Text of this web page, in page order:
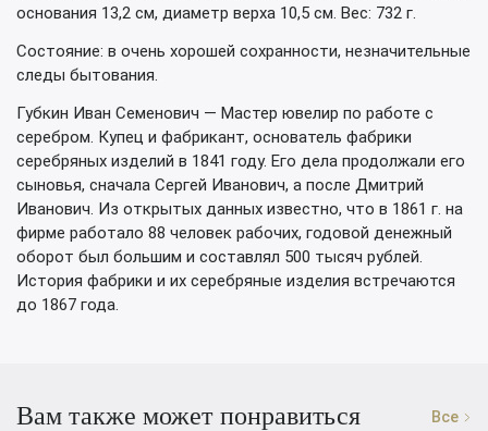
основания 13,2 см, диаметр верха 10,5 см. Вес: 732 г.
Состояние: в очень хорошей сохранности, незначительные
следы бытования.
Губкин Иван Семенович — Мастер ювелир по работе с
серебром. Купец и фабрикант, основатель фабрики
серебряных изделий в 1841 году. Его дела продолжали его
сыновья, сначала Сергей Иванович, а после Дмитрий
Иванович. Из открытых данных известно, что в 1861 г. на
фирме работало 88 человек рабочих, годовой денежный
оборот был большим и составлял 500 тысяч рублей.
История фабрики и их серебряные изделия встречаются
до 1867 года.
Вам также может понравиться Все